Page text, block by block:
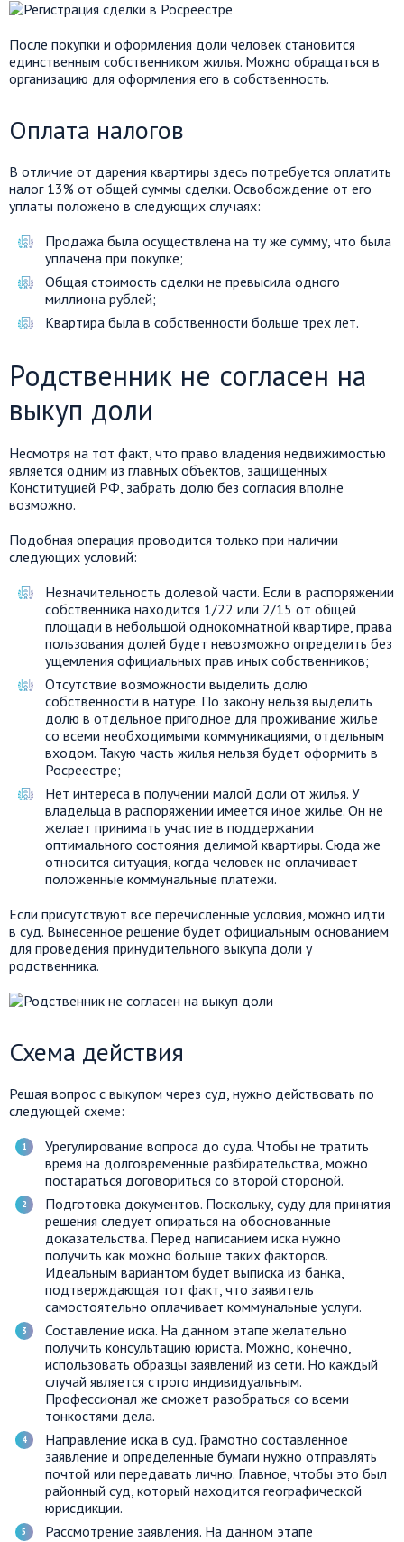
После покупки и оформления доли человек становится
единственным собственником жилья. Можно обращаться в
организацию для оформления его в собственность.
Оплата налогов
В отличие от дарения квартиры здесь потребуется оплатить
налог 13% от общей суммы сделки. Освобождение от его
уплаты положено в следующих случаях:
Продажа была осуществлена на ту же сумму, что была
уплачена при покупке;
Общая стоимость сделки не превысила одного
миллиона рублей;
Квартира была в собственности больше трех лет.
Родственник не согласен на
выкуп доли
Несмотря на тот факт, что право владения недвижимостью
является одним из главных объектов, защищенных
Конституцией РФ, забрать долю без согласия вполне
возможно.
Подобная операция проводится только при наличии
следующих условий:
Незначительность долевой части. Если в распоряжении
собственника находится 1/22 или 2/15 от общей
площади в небольшой однокомнатной квартире, права
пользования долей будет невозможно определить без
ущемления официальных прав иных собственников;
Отсутствие возможности выделить долю
собственности в натуре. По закону нельзя выделить
долю в отдельное пригодное для проживание жилье
со всеми необходимыми коммуникациями, отдельным
входом. Такую часть жилья нельзя будет оформить в
Росреестре;
Нет интереса в получении малой доли от жилья. У
владельца в распоряжении имеется иное жилье. Он не
желает принимать участие в поддержании
оптимального состояния делимой квартиры. Сюда же
относится ситуация, когда человек не оплачивает
положенные коммунальные платежи.
Если присутствуют все перечисленные условия, можно идти
в суд. Вынесенное решение будет официальным основанием
для проведения принудительного выкупа доли у
родственника.
Схема действия
Решая вопрос с выкупом через суд, нужно действовать по
следующей схеме:
Урегулирование вопроса до суда. Чтобы не тратить
время на долговременные разбирательства, можно
постараться договориться со второй стороной.
Подготовка документов. Поскольку, суду для принятия
решения следует опираться на обоснованные
доказательства. Перед написанием иска нужно
получить как можно больше таких факторов.
Идеальным вариантом будет выписка из банка,
подтверждающая тот факт, что заявитель
самостоятельно оплачивает коммунальные услуги.
Составление иска. На данном этапе желательно
получить консультацию юриста. Можно, конечно,
использовать образцы заявлений из сети. Но каждый
случай является строго индивидуальным.
Профессионал же сможет разобраться со всеми
тонкостями дела.
Направление иска в суд. Грамотно составленное
заявление и определенные бумаги нужно отправлять
почтой или передавать лично. Главное, чтобы это был
районный суд, который находится географической
юрисдикции.
Рассмотрение заявления. На данном этапе